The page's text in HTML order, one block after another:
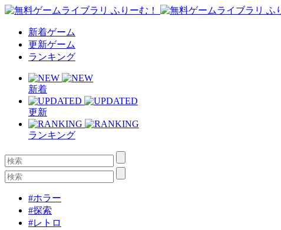
新着ゲーム
更新ゲーム
ランキング
新着
更新
ランキング
#ホラー
#探索
#レトロ